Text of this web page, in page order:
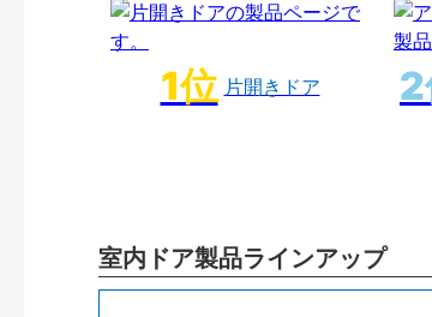
片開きドア
室内ドア製品ラインアップ